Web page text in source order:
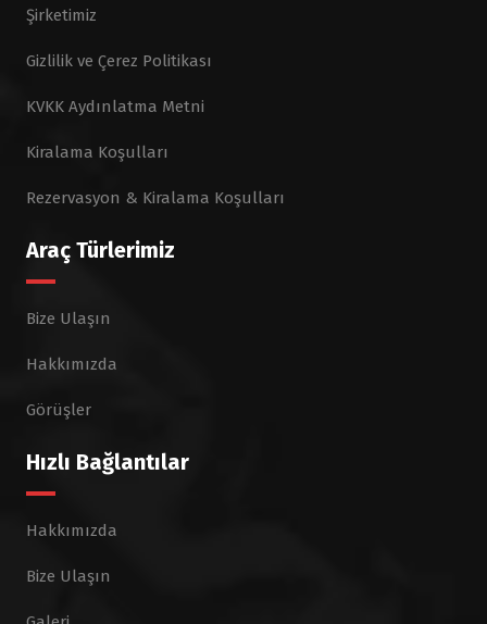
Şirketimiz
Gizlilik ve Çerez Politikası
KVKK Aydınlatma Metni
Kiralama Koşulları
Rezervasyon & Kiralama Koşulları
Araç Türlerimiz
Bize Ulaşın
Hakkımızda
Görüşler
Hızlı Bağlantılar
Hakkımızda
Bize Ulaşın